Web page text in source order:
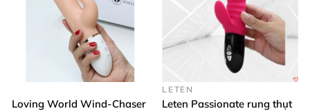
Mua ngay Satisfyer Viva la Vulva 3 tím để khám phá
khoái cảm đỉnh cao hôm nay!🚀
Loving World Wind-Chaser
LETEN
Leten Passionate rung thụt